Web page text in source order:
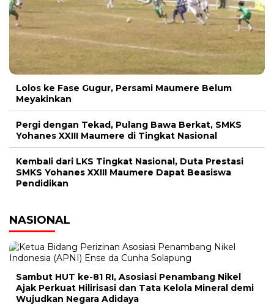
Lolos ke Fase Gugur, Persami Maumere Belum
Meyakinkan
Pergi dengan Tekad, Pulang Bawa Berkat, SMKS
Yohanes XXIII Maumere di Tingkat Nasional
Kembali dari LKS Tingkat Nasional, Duta Prestasi
SMKS Yohanes XXIII Maumere Dapat Beasiswa
Pendidikan
NASIONAL
Sambut HUT ke-81 RI, Asosiasi Penambang Nikel
Ajak Perkuat Hilirisasi dan Tata Kelola Mineral demi
Wujudkan Negara Adidaya